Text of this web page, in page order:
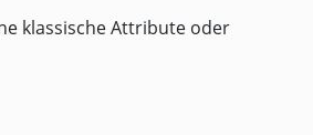
klassische Attribute oder